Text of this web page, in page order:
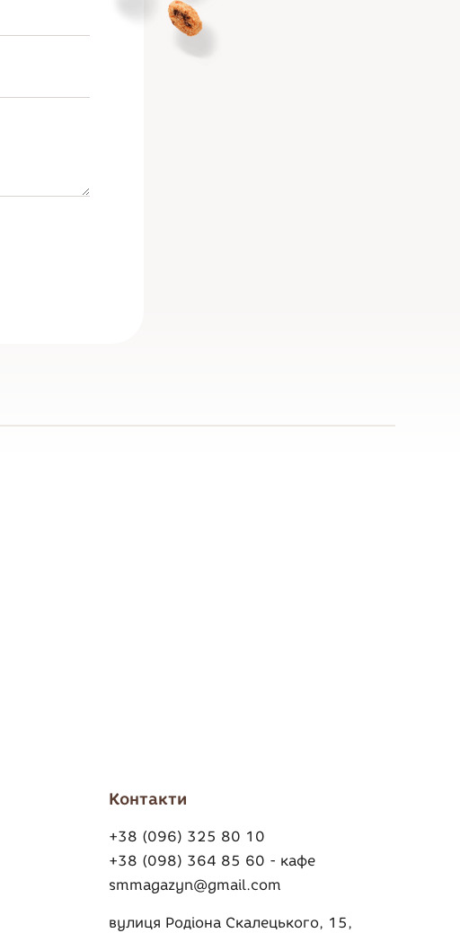
Контакти
+38 (096) 325 80 10
+38 (098) 364 85 60 - кафе
smmagazyn@gmail.com
вулиця Родіона Скалецького, 15,